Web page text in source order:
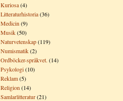
Kuriosa(4)
Litteraturhistoria(36)
Medicin (9)
Musik(50)
Naturvetenskap(119)
Numismatik(2)
Ordböcker-språkvet. (14)
Psykologi(10)
Reklam(5)
Religion (14)
Samlarlitteratur(21)